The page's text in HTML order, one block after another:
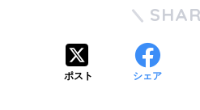
ポスト シェア